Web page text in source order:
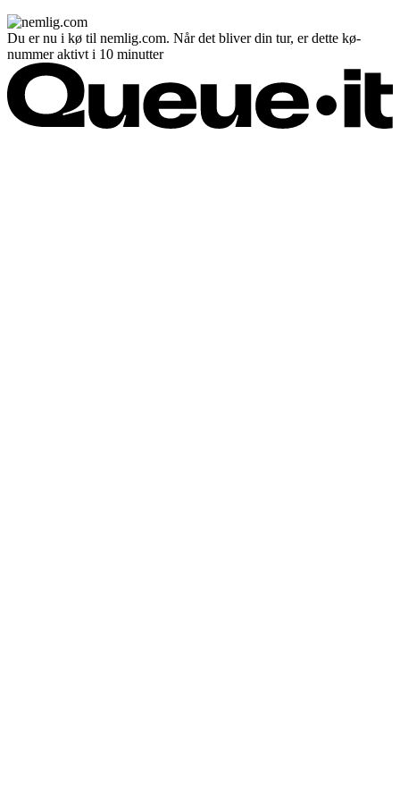
Du er nu i kø til nemlig.com. Når det bliver din tur, er dette kø-
nummer aktivt i 10 minutter